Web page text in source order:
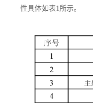
性具体如表1所示。